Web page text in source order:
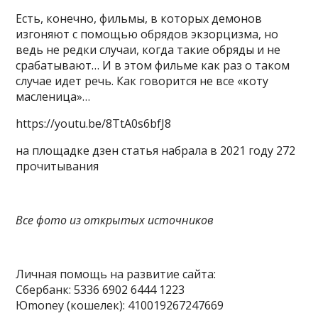
Есть, конечно, фильмы, в которых демонов
изгоняют с помощью обрядов экзорцизма, но
ведь не редки случаи, когда такие обряды и не
срабатывают… И в этом фильме как раз о таком
случае идет речь. Как говорится не все «коту
масленица»…
https://youtu.be/8TtA0s6bfJ8
на площадке дзен статья набрала в 2021 году 272
прочитывания
Все фото из открытых источников
Личная помощь на развитие сайта:
Сбербанк: 5336 6902 6444 1223
Юmoney (кошелек): 410019267247669